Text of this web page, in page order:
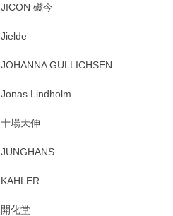
JICON 磁今
Jielde
JOHANNA GULLICHSEN
Jonas Lindholm
十場天伸
JUNGHANS
KAHLER
開化堂